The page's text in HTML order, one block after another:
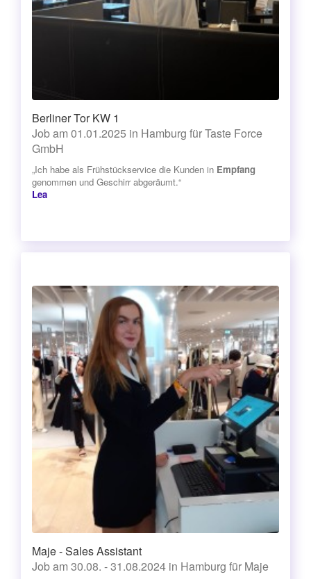
Berliner Tor KW 1
Job am 01.01.2025 in Hamburg für Taste Force
GmbH
„Ich habe als Frühstückservice die Kunden in Empfang
genommen und Geschirr abgeräumt.“
Lea
Maje - Sales Assistant
Job am 30.08. - 31.08.2024 in Hamburg für Maje